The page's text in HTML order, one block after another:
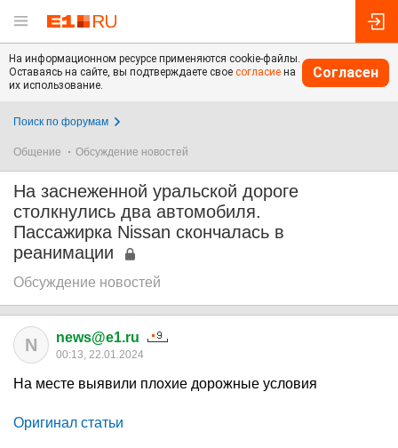
На информационном ресурсе применяются cookie-файлы.
Оставаясь на сайте, вы подтверждаете свое согласие на
их использование.
Согласен
Поиск по форумам
Общение Обсуждение новостей
На заснеженной уральской дороге
столкнулись два автомобиля.
Пассажирка Nissan скончалась в
реанимации
Обсуждение новостей
N news@e1.ru
00:13, 22.01.2024
На месте выявили плохие дорожные условия
Оригинал статьи